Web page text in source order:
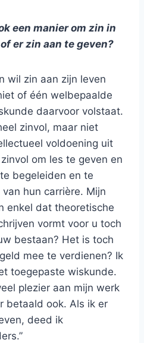
een manier om zin in
er zin aan te geven?
wil zin aan zijn leven
of één welbepaalde
daarvoor volstaat.
zinvol, maar niet
voldoening uit
om les te geven en
begeleiden en te
hun carrière. Mijn
enkel dat theoretische
vormt voor u toch
bestaan? Het is toch
mee te verdienen? Ik
toegepaste wiskunde.
plezier aan mijn werk
betaald ook. Als ik er
deed ik